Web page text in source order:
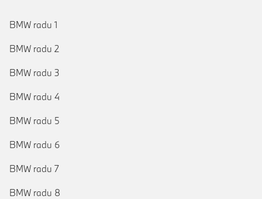
BMW radu 1
BMW radu 2
BMW radu 3
BMW radu 4
BMW radu 5
BMW radu 6
BMW radu 7
BMW radu 8